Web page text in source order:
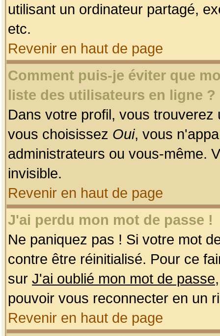
utilisant un ordinateur partagé,
etc.
Revenir en haut de page
Comment puis-je éviter que
liste des utilisateurs en ligne ?
Dans votre profil, vous
vous choisissez Oui, vous
administrateurs ou vous-même.
invisible.
Revenir en haut de page
J'ai perdu mon mot de passe !
Ne paniquez pas ! Si votre mot
contre être réinitialisé. Pour ce
sur J'ai oublié mon mot de passe
pouvoir vous reconnecter en un
Revenir en haut de page